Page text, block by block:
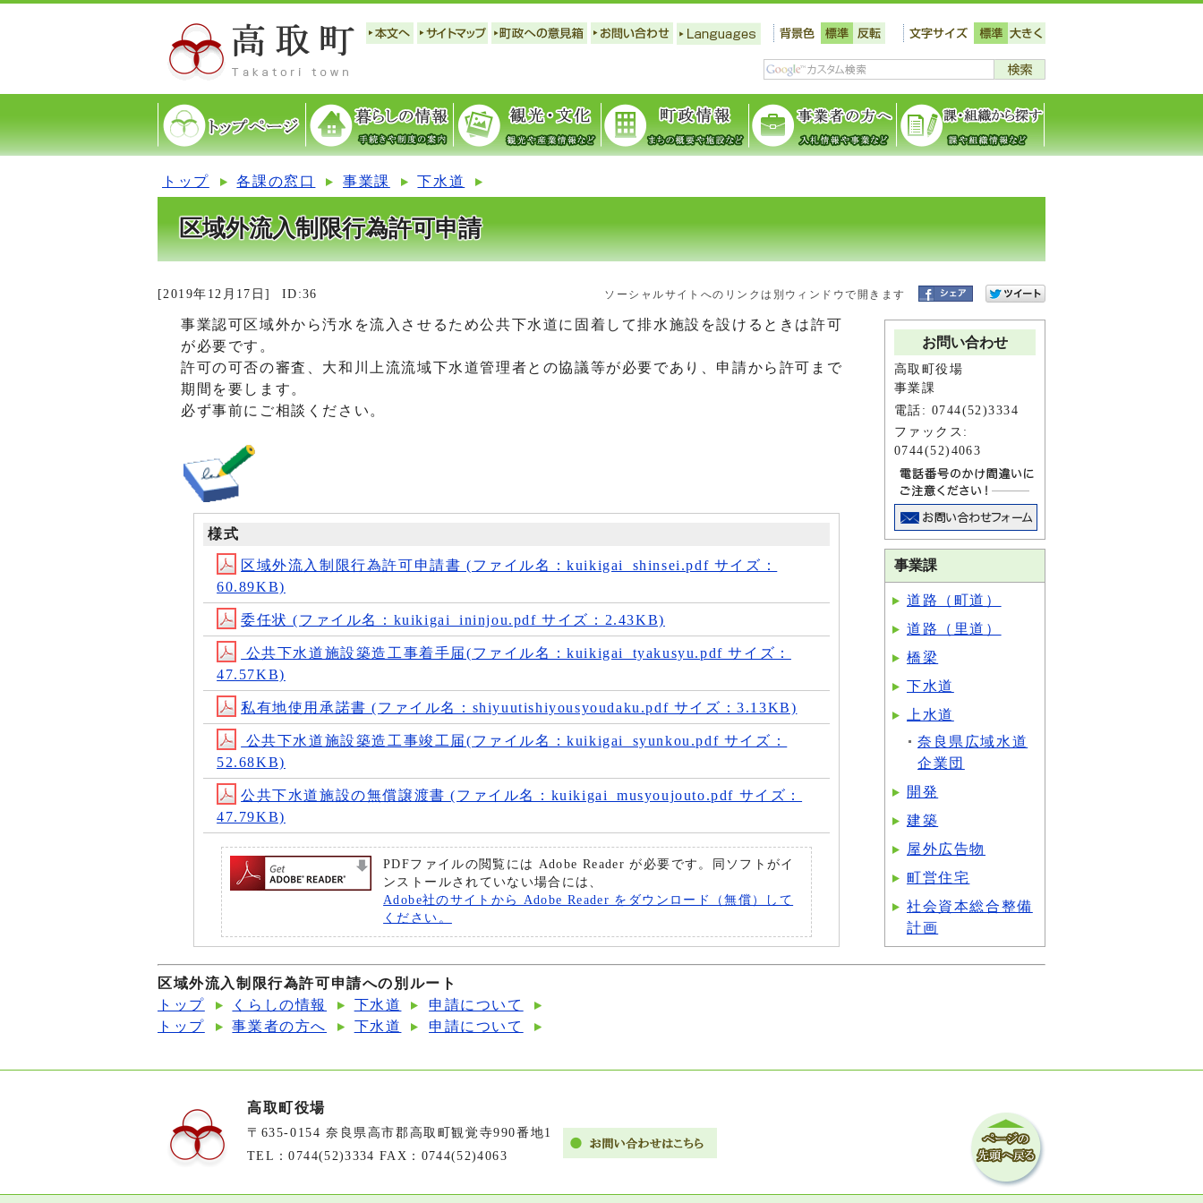
トップ 各課の窓口 事業課 下水道
区域外流入制限行為許可申請
[2019年12月17日] ID:36 ソーシャルサイトへのリンクは別ウィンドウで開きます
事業認可区域外から汚水を流入させるため公共下水道に固着して排水施設を設けるときは許可
が必要です。
許可の可否の審査、大和川上流流域下水道管理者との協議等が必要であり、申請から許可まで
期間を要します。
必ず事前にご相談ください。
様式
区域外流入制限行為許可申請書 (ファイル名：kuikigai_shinsei.pdf サイズ：
60.89KB)
委任状 (ファイル名：kuikigai_ininjou.pdf サイズ：2.43KB)
公共下水道施設築造工事着手届(ファイル名：kuikigai_tyakusyu.pdf サイズ：
47.57KB)
私有地使用承諾書 (ファイル名：shiyuutishiyousyoudaku.pdf サイズ：3.13KB)
公共下水道施設築造工事竣工届(ファイル名：kuikigai_syunkou.pdf サイズ：
52.68KB)
公共下水道施設の無償譲渡書 (ファイル名：kuikigai_musyoujouto.pdf サイズ：
47.79KB)
PDFファイルの閲覧には Adobe Reader が必要です。同ソフトがイ
ンストールされていない場合には、
Adobe社のサイトから Adobe Reader をダウンロード（無償）して
ください。
お問い合わせ
高取町役場
事業課
電話: 0744(52)3334
ファックス:
0744(52)4063
事業課
道路（町道）
道路（里道）
橋梁
下水道
上水道
奈良県広域水道
企業団
開発
建築
屋外広告物
町営住宅
社会資本総合整備
計画
区域外流入制限行為許可申請への別ルート
トップ
くらしの情報 下水道
申請について
トップ
事業者の方へ 下水道 申請について
高取町役場
〒635-0154 奈良県高市郡高取町観覚寺990番地1
TEL：0744(52)3334 FAX：0744(52)4063